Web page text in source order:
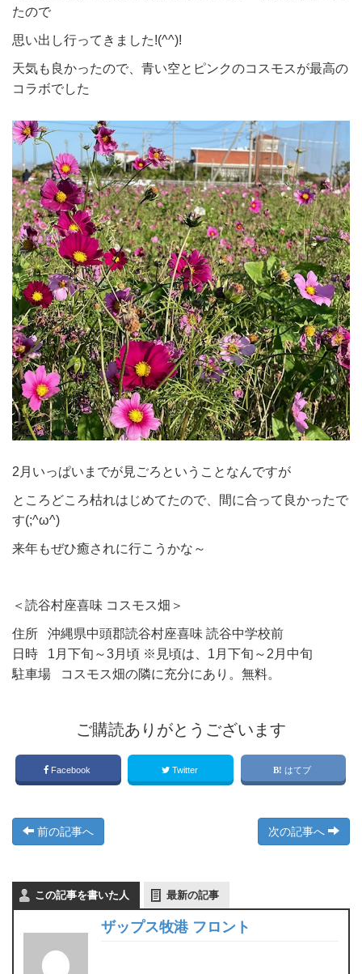
たので
思い出し行ってきました!(^^)!
天気も良かったので、青い空とピンクのコスモスが最高の
コラボでした
2月いっぱいまでが見ごろということなんですが
ところどころ枯れはじめてたので、間に合って良かったで
す(;^ω^)
来年もぜひ癒されに行こうかな～
＜読谷村座喜味 コスモス畑＞
住所 沖縄県中頭郡読谷村座喜味 読谷中学校前
日時 1月下旬～3月頃 ※見頃は、1月下旬～2月中旬
駐車場 コスモス畑の隣に充分にあり。無料。
ご購読ありがとうございます
Facebook Twitter はてブ
前の記事へ 次の記事へ
この記事を書いた人 最新の記事
ザップス牧港 フロント